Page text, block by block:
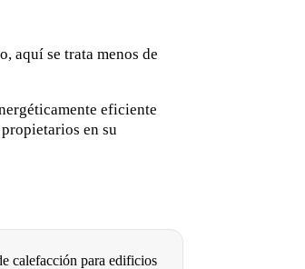
aquí se trata menos de
eficiente
en su
calefacción para edificios